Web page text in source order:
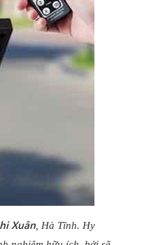
Xuân , Hà Tĩnh. Hy